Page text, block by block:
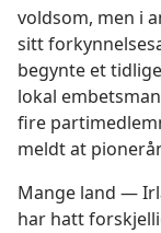
voldsom, men i
sitt
begynte et
lokal
fire
meldt at
Mange land —
har hatt